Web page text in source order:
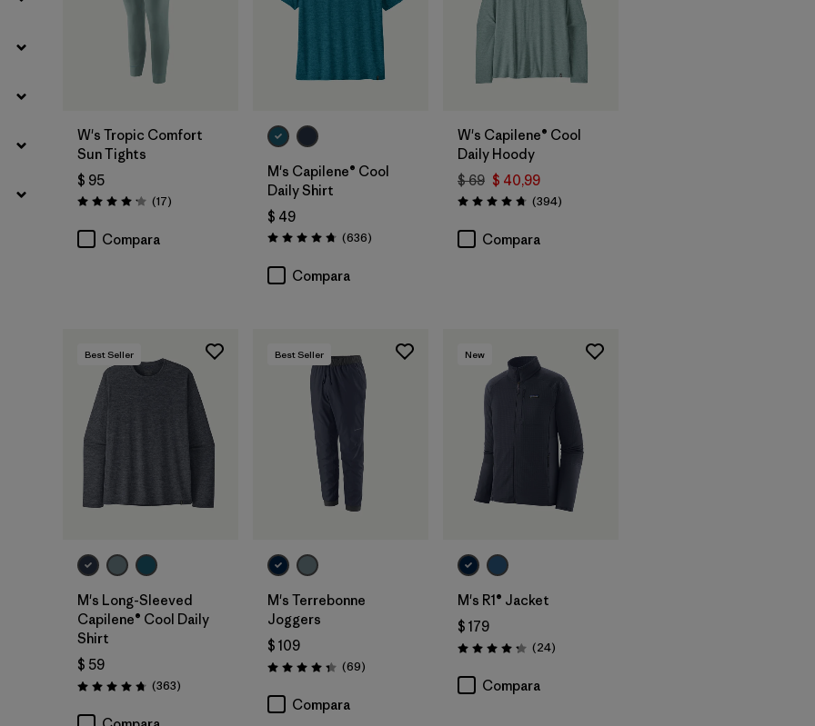
W's Tropic Comfort
Sun Tights
$ 95
Valoración: 4.2 / 5
(17Comentarios
)
Compara
M's Capilene® Cool
Daily Shirt
$ 49
Valoración: 4.7 / 5
(636Comentarios
)
Compara
W's Capilene® Cool
Daily Hoody
$ 69 $ 40,99
Valoración: 4.7 / 5
(394Comentarios
)
Compara
Best Seller
M's Long-Sleeved
Capilene® Cool Daily
Shirt
$ 59
Valoración: 4.7 / 5
(363Comentarios
)
Best Seller
M's Terrebonne
Joggers
$ 109
Valoración: 4.3 / 5
(69Comentarios
)
Compara
New
M's R1® Jacket
$ 179
Valoración: 4.3 / 5
(24Comentarios
)
Compara